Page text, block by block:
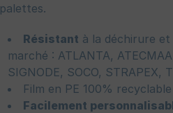
palettes.
Résistant à la déchirure
marché : ATLANTA,
SIGNODE, SOCO, STRAPEX,
Film en PE 100% recyclable
Facilement